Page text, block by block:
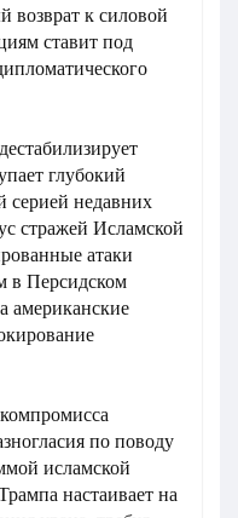
возврат к силовой
ставит под
глубокий
серией недавних
стражей Исламской
атаки
в Персидском
американские
по поводу
исламской
настаивает на